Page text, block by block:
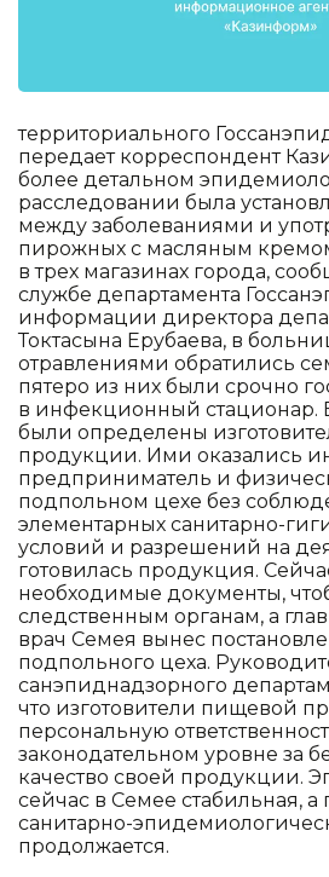
территориального
передает корреспондент
более детальном
расследовании была
между заболеваниями и
пирожных с масляным
в трех магазинах города,
службе департамента
информации директора
Токтасына Ерубаева, в
отравлениями обратились
пятеро из них были срочно
в инфекционный стационар.
были определены
продукции. Ими оказались
предприниматель и
подпольном цехе без
элементарных санитарно-
условий и разрешений на
готовилась продукция.
необходимые документы,
следственным органам, а
врач Семея вынес
подпольного цеха.
санэпиднадзорного
что изготовители пищевой
персональную
законодательном уровне за
качество своей продукции.
сейчас в Семее стабильная,
санитарно-
продолжается.